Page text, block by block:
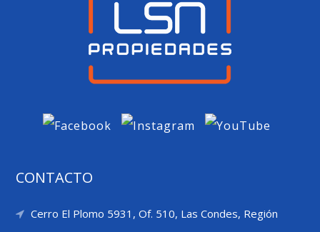
CONTACTO
Cerro El Plomo 5931, Of. 510, Las Condes, Región